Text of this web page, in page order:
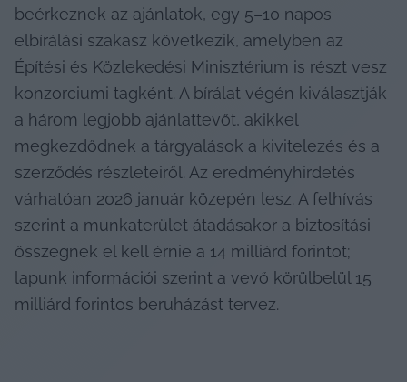
beérkeznek az ajánlatok, egy 5–10 napos
elbírálási szakasz következik, amelyben az
Építési és Közlekedési Minisztérium is részt vesz
konzorciumi tagként. A bírálat végén kiválasztják
a három legjobb ajánlattevőt, akikkel
megkezdődnek a tárgyalások a kivitelezés és a
szerződés részleteiről. Az eredményhirdetés
várhatóan 2026 január közepén lesz. A felhívás
szerint a munkaterület átadásakor a biztosítási
összegnek el kell érnie a 14 milliárd forintot;
lapunk információi szerint a vevő körülbelül 15
milliárd forintos beruházást tervez.